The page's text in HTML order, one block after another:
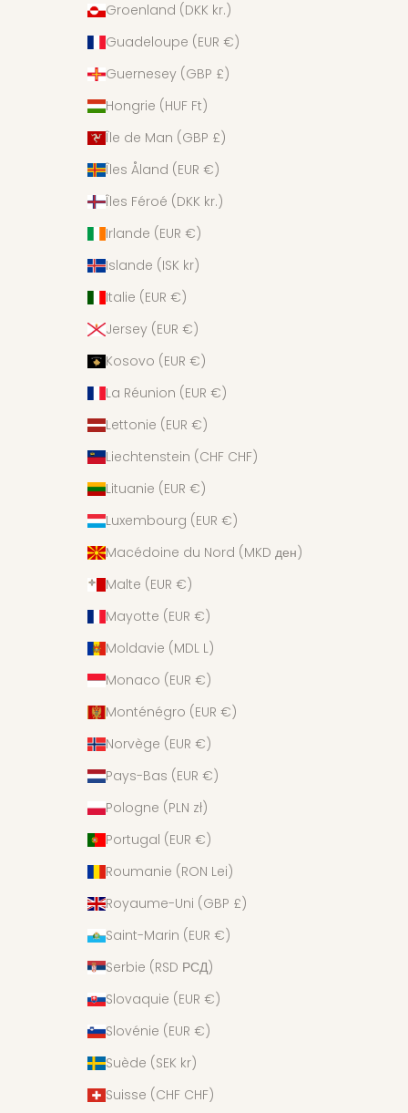
Groenland (DKK kr.)
Guadeloupe (EUR €)
Guernesey (GBP £)
Hongrie (HUF Ft)
Île de Man (GBP £)
Îles Åland (EUR €)
Îles Féroé (DKK kr.)
Irlande (EUR €)
Islande (ISK kr)
Italie (EUR €)
Jersey (EUR €)
Kosovo (EUR €)
La Réunion (EUR €)
Lettonie (EUR €)
Liechtenstein (CHF CHF)
Lituanie (EUR €)
Luxembourg (EUR €)
Macédoine du Nord (MKD ден)
Malte (EUR €)
Mayotte (EUR €)
Moldavie (MDL L)
Monaco (EUR €)
Monténégro (EUR €)
Norvège (EUR €)
Pays-Bas (EUR €)
Pologne (PLN zł)
Portugal (EUR €)
Roumanie (RON Lei)
Royaume-Uni (GBP £)
Saint-Marin (EUR €)
Serbie (RSD РСД)
Slovaquie (EUR €)
Slovénie (EUR €)
Suède (SEK kr)
Suisse (CHF CHF)